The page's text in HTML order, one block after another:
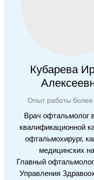
Опыт работы более
Кубарева
Врач офтальмолог
квалификационной
офтальмохирург,
медицинских
Главный офтальмолог
Управления